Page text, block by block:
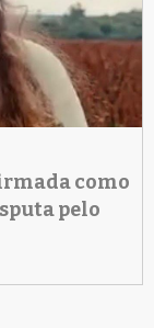
como
pelo